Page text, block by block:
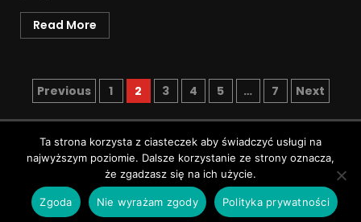
Read More
Previous 1 2 3 4 5 … 7 Next
Polityka prywatności
Wszystkie prawa zastrzeżone © Pruszków News
DarkNewsby AF themes.
Ta strona korzysta z ciasteczek aby świadczyć usługi na
najwyższym poziomie. Dalsze korzystanie ze strony oznacza,
że zgadzasz się na ich użycie.
Zgoda Nie wyrażam zgody Polityka prywatności